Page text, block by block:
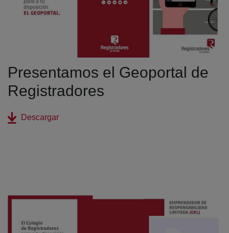
Presentamos el Geoportal de
Registradores
Descargar(abre en nueva ventana)